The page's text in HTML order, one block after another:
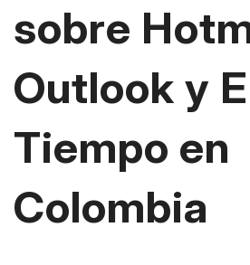
sobre
Outlook y
Tiempo en
Colombia